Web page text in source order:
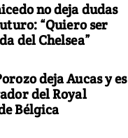
no deja dudas
“Quiero ser
del Chelsea”
deja Aucas y es
del Royal
Bélgica